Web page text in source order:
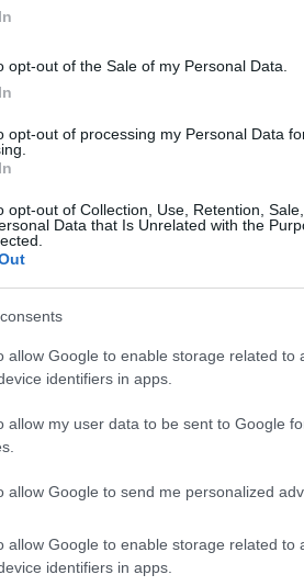
opt-out of the Sale of my Personal Data.
opt-out of processing my Personal Data
opt-out of Collection, Use, Retention,
Data that Is Unrelated with the
allow Google to enable storage related to
identifiers in apps.
allow my user data to be sent to Google
allow Google to send me personalized
allow Google to enable storage related to
identifiers in apps.
προκλήθηκε μετά την
αρχές να
με όσα έγιναν γνωστά,
Έρχεται νέα καραντίνα;